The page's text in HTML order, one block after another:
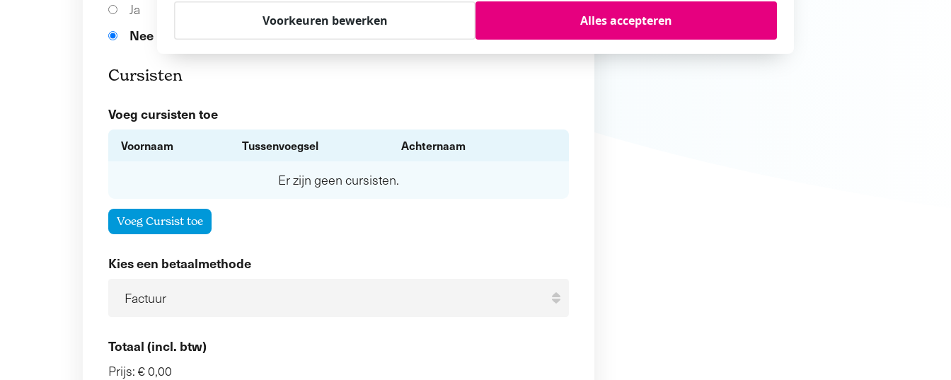
Ja
Nee
Cursisten
Voeg cursisten toe
Voornaam Tussenvoegsel Achternaam
Er zijn geen cursisten.
Voeg Cursist toe
Kies een betaalmethode
Totaal (incl. btw)
Prijs: € 0,00
Voorkeuren bewerken Alles accepteren